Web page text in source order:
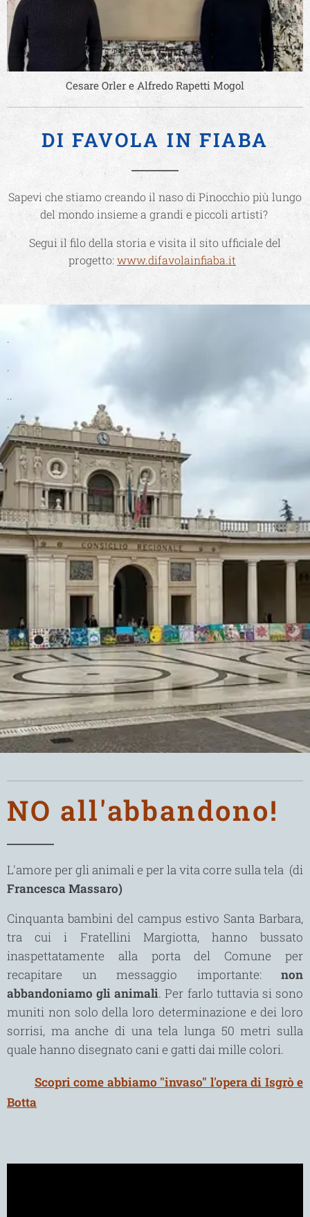
Cesare Orler e Alfredo Rapetti Mogol
DI FAVOLA IN FIABA
Sapevi che stiamo creando il naso di Pinocchio più lungo
del mondo insieme a grandi e piccoli artisti?
Segui il filo della storia e visita il sito ufficiale del
progetto: www.difavolainfiaba.it
.
.
..
.
.
.
.
.
NO all'abbandono!
L'amore per gli animali e per la vita corre sulla tela (di
Francesca Massaro)
Cinquanta bambini del campus estivo Santa Barbara,
tra cui i Fratellini Margiotta, hanno bussato
inaspettatamente alla porta del Comune per
recapitare un messaggio importante: non
abbandoniamo gli animali. Per farlo tuttavia si sono
muniti non solo della loro determinazione e dei loro
sorrisi, ma anche di una tela lunga 50 metri sulla
quale hanno disegnato cani e gatti dai mille colori.
Scopri come abbiamo "invaso" l'opera di Isgrò e
Botta